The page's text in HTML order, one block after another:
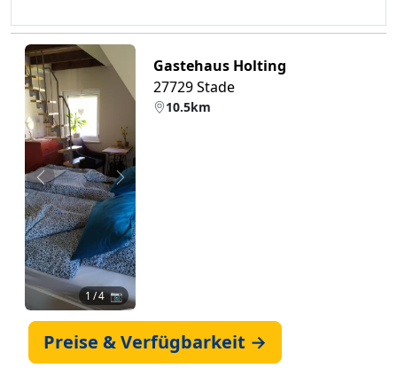
Zurück Weiter
1 / 4 📷
Gastehaus Holting
27729 Stade
10.5km
Preise & Verfügbarkeit →